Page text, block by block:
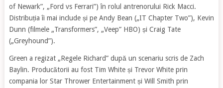
of Newark”, „Ford vs Ferrari”) în rolul antrenorului Rick Macci.
Distribuția îi mai include și pe Andy Bean („IT Chapter Two”), Kevin
Dunn (filmele „Transformers”, „Veep” HBO) și Craig Tate
(„Greyhound”).
Green a regizat „Regele Richard” după un scenariu scris de Zach
Baylin. Producătorii au fost Tim White și Trevor White prin
compania lor Star Thrower Entertainment și Will Smith prin